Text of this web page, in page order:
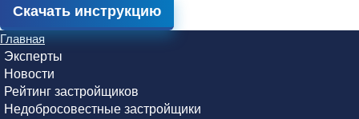
Скачать инструкцию
Главная
Эксперты
Новости
Рейтинг застройщиков
Недобросовестные застройщики